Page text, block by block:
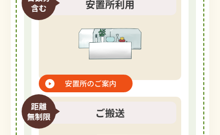
含む
安置所利用
安置所のご案内
距離
無制限
ご搬送